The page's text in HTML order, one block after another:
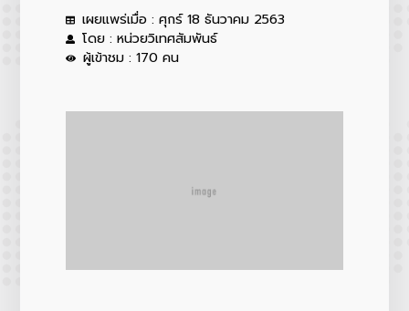
เผยแพร่เมื่อ : ศุกร์ 18 ธันวาคม 2563
โดย : หน่วยวิเทศสัมพันธ์
ผู้เข้าชม : 170 คน